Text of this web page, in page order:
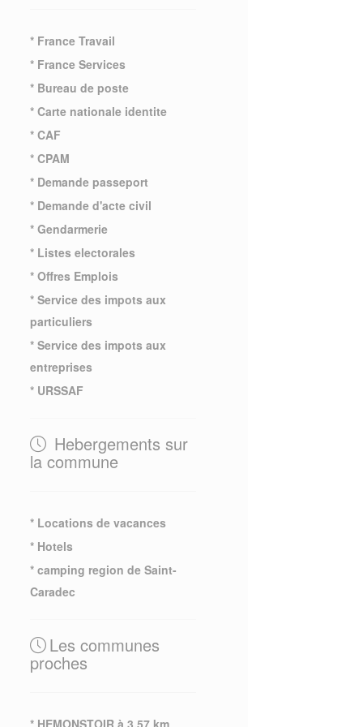
* France Travail
* France Services
* Bureau de poste
* Carte nationale identite
* CAF
* CPAM
* Demande passeport
* Demande d'acte civil
* Gendarmerie
* Listes electorales
* Offres Emplois
* Service des impots aux
particuliers
* Service des impots aux
entreprises
* URSSAF
Hebergements sur
la commune
* Locations de vacances
* Hotels
* camping region de Saint-
Caradec
Les communes
proches
* HEMONSTOIR à 3.57 km